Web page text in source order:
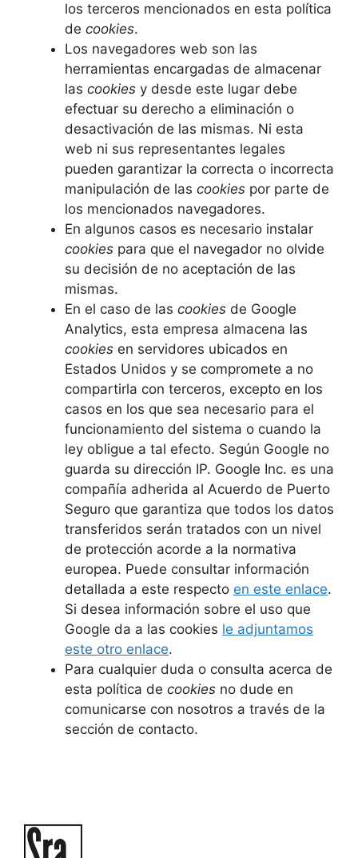
los terceros mencionados en esta política
de cookies.
Los navegadores web son las
herramientas encargadas de almacenar
las cookies y desde este lugar debe
efectuar su derecho a eliminación o
desactivación de las mismas. Ni esta
web ni sus representantes legales
pueden garantizar la correcta o incorrecta
manipulación de las cookies por parte de
los mencionados navegadores.
En algunos casos es necesario instalar
cookies para que el navegador no olvide
su decisión de no aceptación de las
mismas.
En el caso de las cookies de Google
Analytics, esta empresa almacena las
cookies en servidores ubicados en
Estados Unidos y se compromete a no
compartirla con terceros, excepto en los
casos en los que sea necesario para el
funcionamiento del sistema o cuando la
ley obligue a tal efecto. Según Google no
guarda su dirección IP. Google Inc. es una
compañía adherida al Acuerdo de Puerto
Seguro que garantiza que todos los datos
transferidos serán tratados con un nivel
de protección acorde a la normativa
europea. Puede consultar información
detallada a este respecto en este enlace.
Si desea información sobre el uso que
Google da a las cookies le adjuntamos
este otro enlace.
Para cualquier duda o consulta acerca de
esta política de cookies no dude en
comunicarse con nosotros a través de la
sección de contacto.